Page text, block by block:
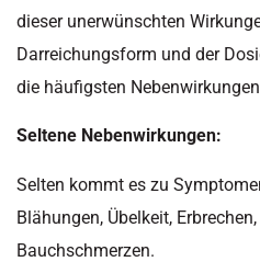
dieser unerwünschten
Darreichungsform und der
die häufigsten
Seltene Nebenwirkungen:
Selten kommt es zu
Blähungen, Übelkeit, Erbrechen,
Bauchschmerzen.